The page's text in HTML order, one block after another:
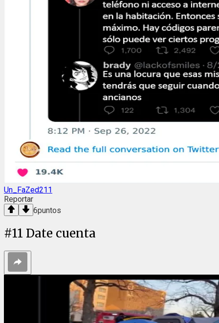
Un_FaZed211
Reportar
6puntos
#11 Date cuenta